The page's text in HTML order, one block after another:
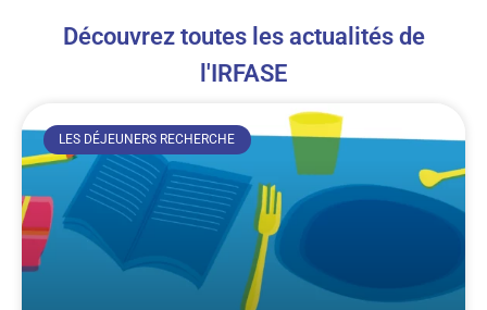
Découvrez toutes les actualités de
l'IRFASE
LES DÉJEUNERS RECHERCHE